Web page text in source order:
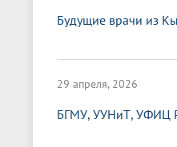
Будущие врачи из
29 апреля, 2026
БГМУ, УУНиТ, УФИЦ